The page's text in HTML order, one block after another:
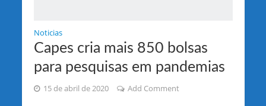
Noticias
Capes cria mais 850 bolsas
para pesquisas em pandemias
15 de abril de 2020 Add Comment